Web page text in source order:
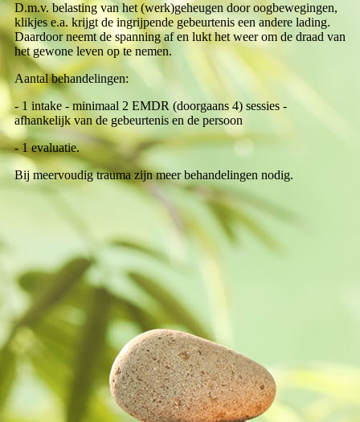
D.m.v. belasting van het (werk)geheugen door oogbewegingen,
klikjes e.a. krijgt de ingrijpende gebeurtenis een andere lading.
Daardoor neemt de spanning af en lukt het weer om de draad van
het gewone leven op te nemen.
Aantal behandelingen:
- 1 intake - minimaal 2 EMDR (doorgaans 4) sessies -
afhankelijk van de gebeurtenis en de persoon
- 1 evaluatie.
Bij meervoudig trauma zijn meer behandelingen nodig.